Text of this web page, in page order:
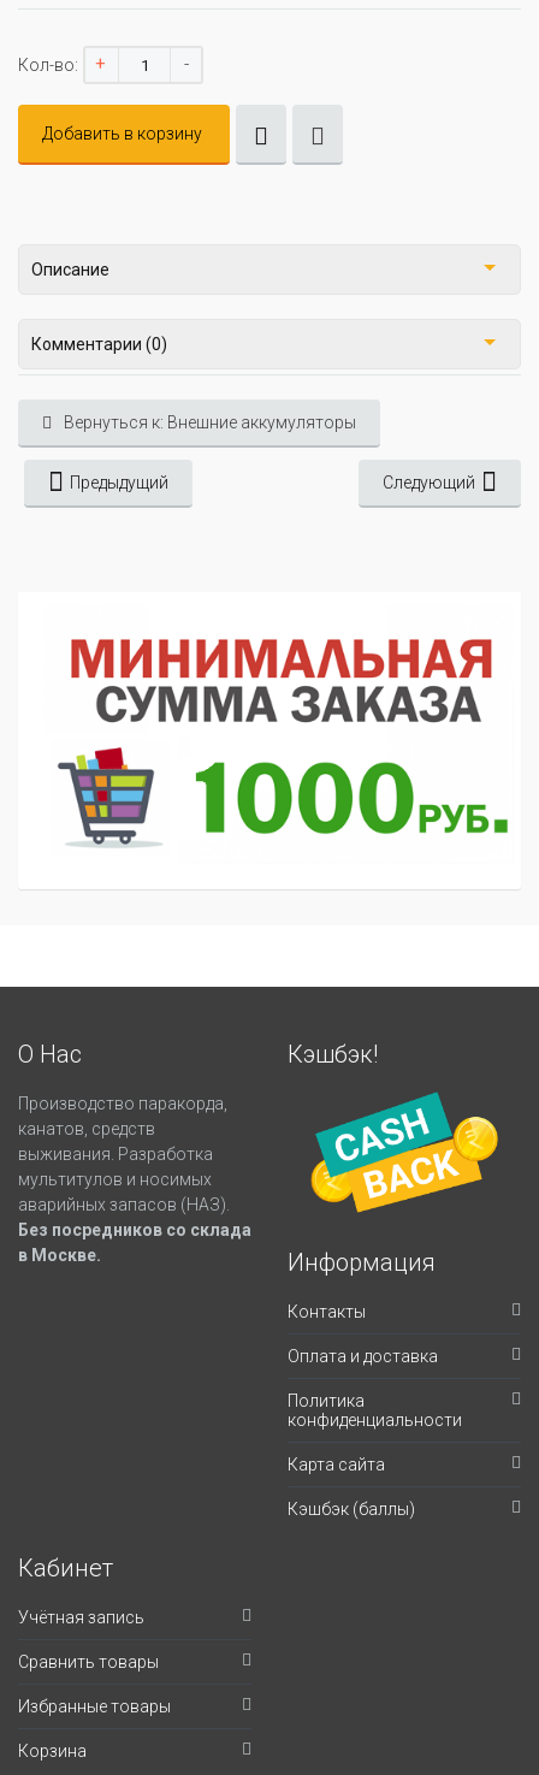
Кол-во: + -
Добавить в корзину
Описание
Комментарии (0)
Вернуться к: Внешние аккумуляторы
Предыдущий Следующий
О Нас
Производство паракорда,
канатов, средств
выживания. Разработка
мультитулов и носимых
аварийных запасов (НАЗ).
Без посредников со склада
в Москве.
Кэшбэк!
Информация
Контакты
Оплата и доставка
Политика
конфиденциальности
Карта сайта
Кэшбэк (баллы)
Кабинет
Учётная запись
Сравнить товары
Избранные товары
Корзина